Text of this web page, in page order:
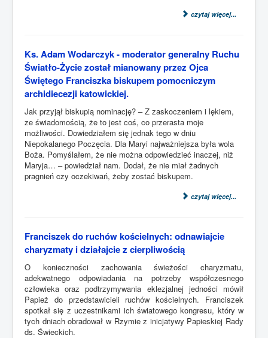
czytaj więcej...
Ks. Adam Wodarczyk - moderator generalny Ruchu
Światło-Życie został mianowany przez Ojca
Świętego Franciszka biskupem pomocniczym
archidiecezji katowickiej.
Jak przyjął biskupią nominację? – Z zaskoczeniem i lękiem,
ze świadomością, że to jest coś, co przerasta moje
możliwości. Dowiedziałem się jednak tego w dniu
Niepokalanego Poczęcia. Dla Maryi najważniejsza była wola
Boża. Pomyślałem, że nie można odpowiedzieć inaczej, niż
Maryja… – powiedział nam. Dodał, że nie miał żadnych
pragnień czy oczekiwań, żeby zostać biskupem.
czytaj więcej...
Franciszek do ruchów kościelnych: odnawiajcie
charyzmaty i działajcie z cierpliwością
O konieczności zachowania świeżości charyzmatu,
adekwatnego odpowiadania na potrzeby współczesnego
człowieka oraz podtrzymywania eklezjalnej jedności mówił
Papież do przedstawicieli ruchów kościelnych. Franciszek
spotkał się z uczestnikami ich światowego kongresu, który w
tych dniach obradował w Rzymie z inicjatywy Papieskiej Rady
ds. Świeckich.